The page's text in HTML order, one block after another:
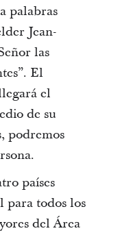
palabras
Jean-
las
El
el
de su
podremos
países
para todos los
del Área